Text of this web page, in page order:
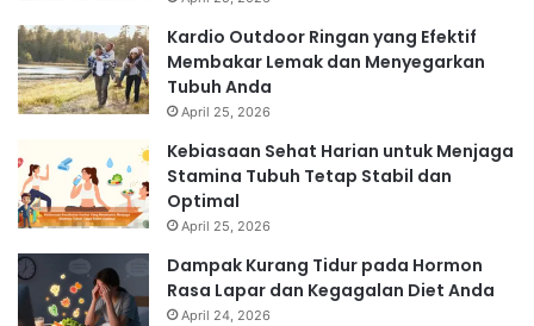
Kardio Outdoor Ringan yang Efektif
Membakar Lemak dan Menyegarkan
Tubuh Anda
April 25, 2026
Kebiasaan Sehat Harian untuk Menjaga
Stamina Tubuh Tetap Stabil dan
Optimal
April 25, 2026
Dampak Kurang Tidur pada Hormon
Rasa Lapar dan Kegagalan Diet Anda
April 24, 2026